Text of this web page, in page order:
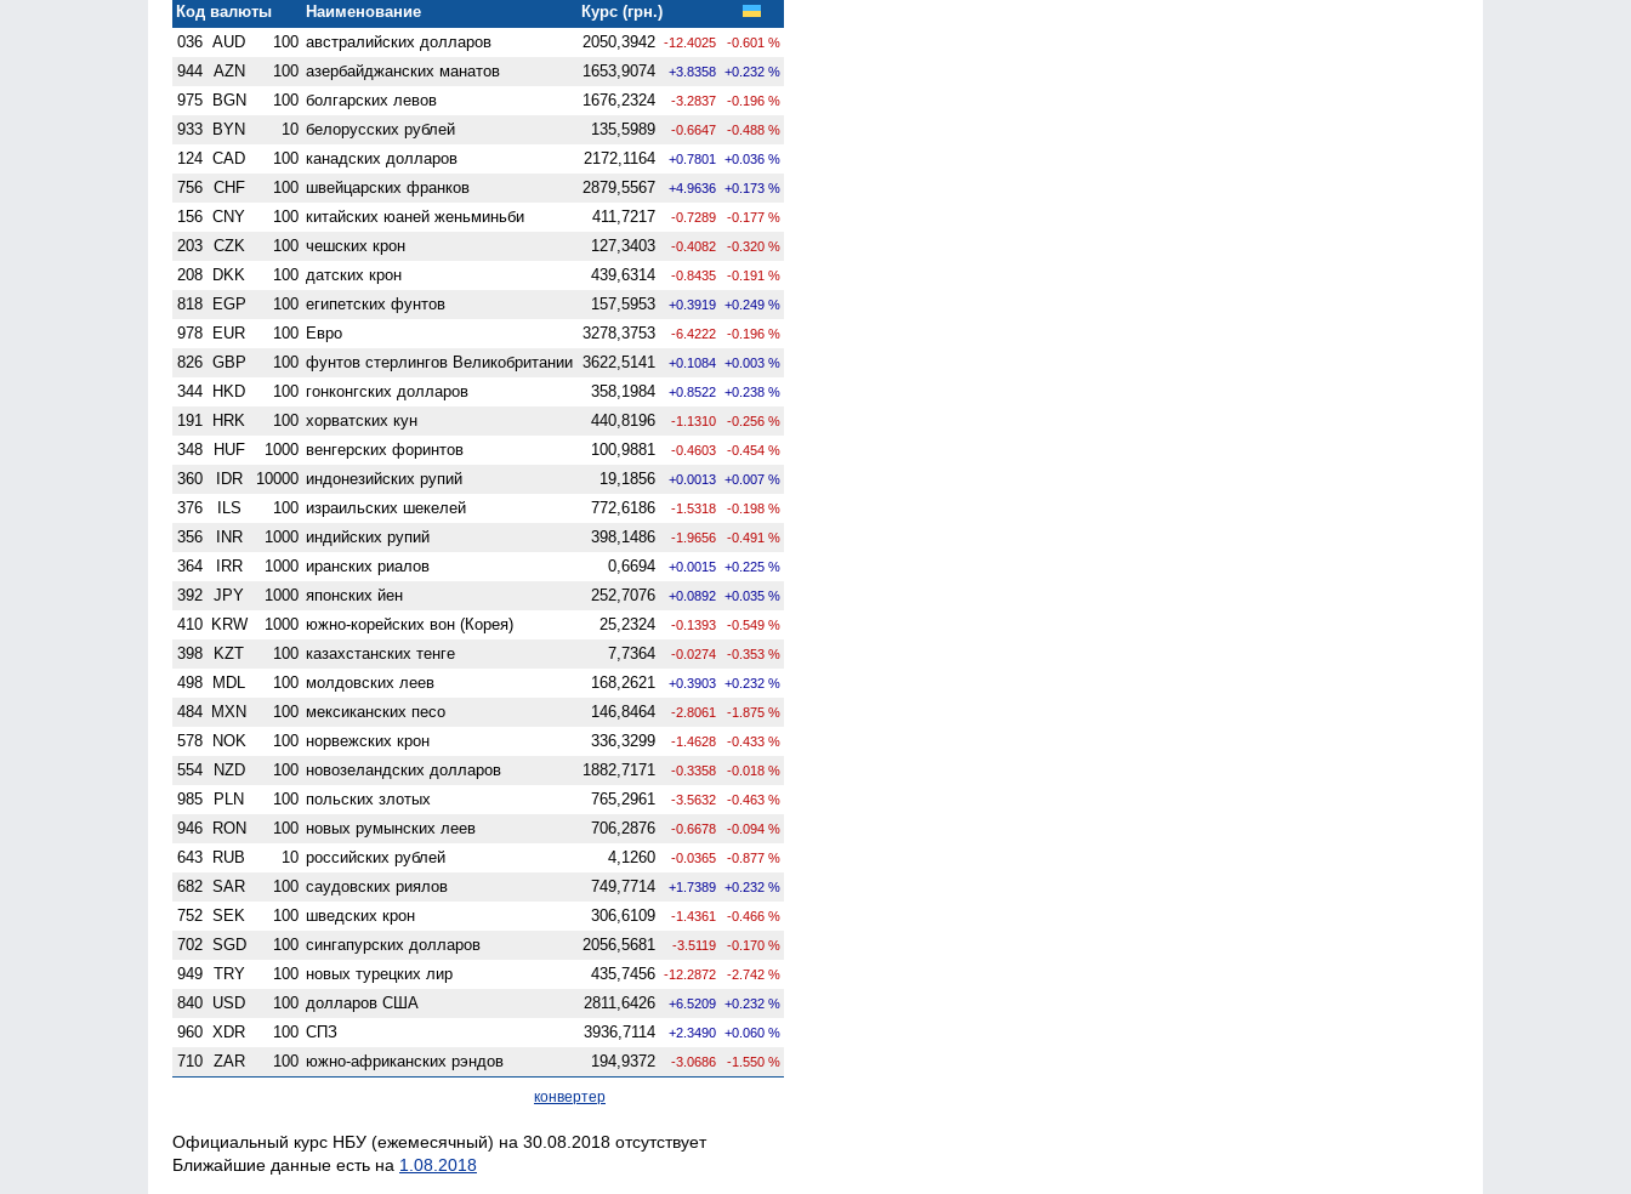
Код валюты Наименование
Курс (грн.)
036 AUD 100 австралийских долларов 2050,3942 -12.4025 -0.601 %
944 AZN 100 азербайджанских манатов 1653,9074 +3.8358 +0.232 %
975 BGN 100 болгарских левов 1676,2324 -3.2837 -0.196 %
933 BYN 10 белорусских рублей 135,5989 -0.6647 -0.488 %
124 CAD 100 канадских долларов 2172,1164 +0.7801 +0.036 %
756 CHF 100 швейцарских франков 2879,5567 +4.9636 +0.173 %
156 CNY 100 китайских юаней женьминьби 411,7217 -0.7289 -0.177 %
203 CZK 100 чешских крон 127,3403 -0.4082 -0.320 %
208 DKK 100 датских крон 439,6314 -0.8435 -0.191 %
818 EGP 100 египетских фунтов 157,5953 +0.3919 +0.249 %
978 EUR 100 Евро 3278,3753 -6.4222 -0.196 %
826 GBP 100 фунтов стерлингов Велико­британии 3622,5141 +0.1084 +0.003 %
344 HKD 100 гонконгских долларов 358,1984 +0.8522 +0.238 %
191 HRK 100 хорватских кун 440,8196 -1.1310 -0.256 %
348 HUF 1000 венгерских форинтов 100,9881 -0.4603 -0.454 %
360 IDR 10000 индонезийских рупий 19,1856 +0.0013 +0.007 %
376 ILS 100 израильских шекелей 772,6186 -1.5318 -0.198 %
356 INR 1000 индийских рупий 398,1486 -1.9656 -0.491 %
364 IRR 1000 иранских риалов 0,6694 +0.0015 +0.225 %
392 JPY 1000 японских йен 252,7076 +0.0892 +0.035 %
410 KRW 1000 южно-корейских вон (Корея) 25,2324 -0.1393 -0.549 %
398 KZT 100 казахстанских тенге 7,7364 -0.0274 -0.353 %
498 MDL 100 молдовских леев 168,2621 +0.3903 +0.232 %
484 MXN 100 мексиканских песо 146,8464 -2.8061 -1.875 %
578 NOK 100 норвежских крон 336,3299 -1.4628 -0.433 %
554 NZD 100 ново­зеландских долларов 1882,7171 -0.3358 -0.018 %
985 PLN 100 польских злотых 765,2961 -3.5632 -0.463 %
946 RON 100 новых румынских леев 706,2876 -0.6678 -0.094 %
643 RUB 10 российских рублей 4,1260 -0.0365 -0.877 %
682 SAR 100 саудовских риялов 749,7714 +1.7389 +0.232 %
752 SEK 100 шведских крон 306,6109 -1.4361 -0.466 %
702 SGD 100 сингапурских долларов 2056,5681 -3.5119 -0.170 %
949 TRY 100 новых турецких лир 435,7456 -12.2872 -2.742 %
840 USD 100 долларов США 2811,6426 +6.5209 +0.232 %
960 XDR 100 СПЗ 3936,7114 +2.3490 +0.060 %
710 ZAR 100 южно-африканских рэндов 194,9372 -3.0686 -1.550 %
конвертер
Официальный курс НБУ (ежемесячный) на 30.08.2018 отсутствует
Ближайшие данные есть на 1.08.2018